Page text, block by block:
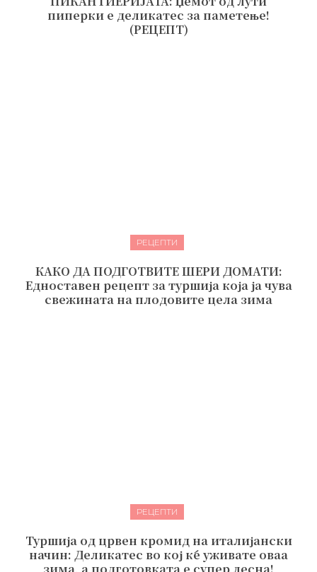
пиперки е деликатес за паметење!
(РЕЦЕПТ)
РЕЦЕПТИ
КАКО ДА ПОДГОТВИТЕ ШЕРИ ДОМАТИ:
Едноставен рецепт за туршија која ја чува
свежината на плодовите цела зима
РЕЦЕПТИ
Туршија од црвен кромид на италијански
начин: Деликатес во кој ќе уживате оваа
зима, а подготовката е супер лесна!